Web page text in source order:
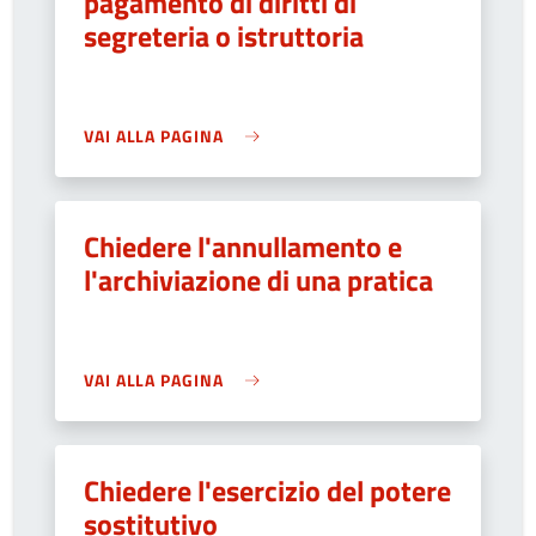
segreteria o istruttoria
VAI ALLA PAGINA
Chiedere l'annullamento e
l'archiviazione di una pratica
VAI ALLA PAGINA
Chiedere l'esercizio del potere
sostitutivo